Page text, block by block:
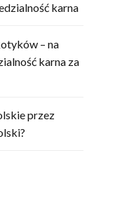
karna
– na
karna za
przez